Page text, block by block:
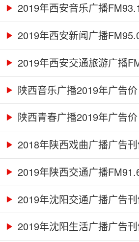
2019年西安音乐广播
2019年西安新闻广播
2019年西安交通旅游广播
陕西音乐广播2019年广告
陕西青春广播2019年广告
2018年陕西戏曲广播广告
2019年陕西交通广播
2019年沈阳交通广播广告
2019年沈阳生活广播广告